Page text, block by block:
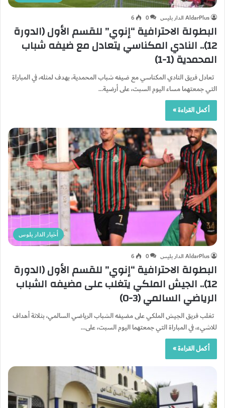
AldarPlus الدار بليس 0
6
البطولة الاحترافية “إنوي” للقسم الأول (الدورة
12).. النادي المكناسي يتعادل مع ضيفه شباب
المحمدية (1-1)
تعادل فريق النادي المكناسي مع ضيفه شباب المحمدية، بهدف لمثله، في المباراة
التي جمعتهما مساء اليوم السبت، على أرضية…
أكمل القراءة »
أخبار الدار بلوس
AldarPlus الدار بليس 0
6
البطولة الاحترافية “إنوي” للقسم الأول (الدورة
12).. الجيش الملكي يتغلب على مضيفه الشباب
الرياضي السالمي (3-0)
تغلب فريق الجيش الملكي على مضيفه الشباب الرياضي السالمي، بثلاثة أهداف
للاشيء، في المباراة التي جمعتهما اليوم السبت، على…
أكمل القراءة »